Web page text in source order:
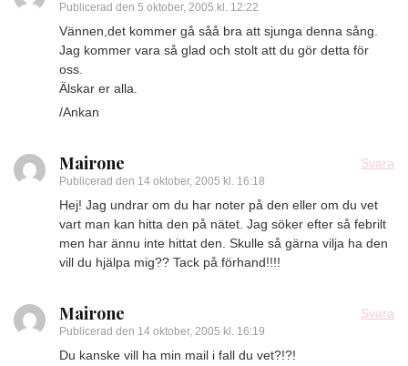
Publicerad den 5 oktober, 2005 kl. 12:22
Vännen,det kommer gå såå bra att sjunga denna sång.
Jag kommer vara så glad och stolt att du gör detta för
oss.
Älskar er alla.
/Ankan
Mairone
Publicerad den 14 oktober, 2005 kl. 16:18
Svara
Hej! Jag undrar om du har noter på den eller om du vet
vart man kan hitta den på nätet. Jag söker efter så febrilt
men har ännu inte hittat den. Skulle så gärna vilja ha den
vill du hjälpa mig?? Tack på förhand!!!!
Mairone
Publicerad den 14 oktober, 2005 kl. 16:19
Svara
Du kanske vill ha min mail i fall du vet?!?!